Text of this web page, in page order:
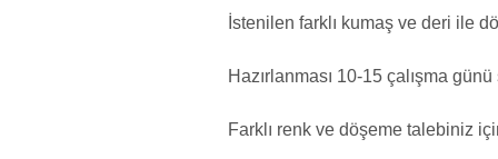
İstenilen farklı kumaş ve deri ile
Hazırlanması 10-15 çalışma
Farklı renk ve döşeme talebiniz